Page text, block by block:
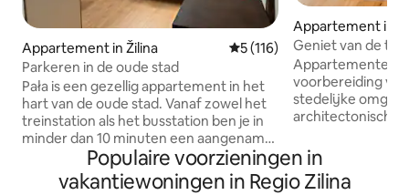
Appartement in Žilina Gemiddelde beoordeling
5 (116)
Parkeren in de oude stad
Pała is een gezellig appartement in het
hart van de oude stad. Vanaf zowel het
treinstation als het busstation ben je in
minder dan 10 minuten een aangename
wandeling door het voetgangersgebied.
Je kunt je auto parkeren op een eigen
parkeerplaats en rechtdoor gaan naar
Appartement in
Geniet van de
Appartementen
voorbereiding
stedelijke
architectonische
mismatch,
kleur van de
draagt de
Populaire voorzieningen in
vakantiewoningen in Regio Zilina